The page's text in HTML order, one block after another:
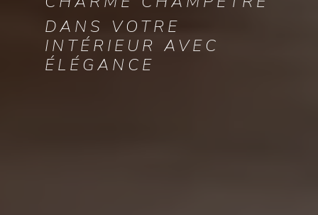
DANS VOTRE
INTÉRIEUR AVEC
ÉLÉGANCE